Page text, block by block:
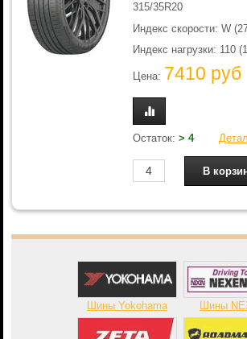
315/35R20
Индекс скорости: W
Индекс нагрузки: 110
Цена: 7410 руб
Остаток:> 4
Шины Yokohama Шины